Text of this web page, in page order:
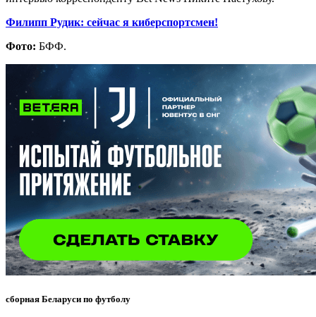
Филипп Рудик: сейчас я киберспортсмен!
Фото: БФФ.
сборная Беларуси по футболу